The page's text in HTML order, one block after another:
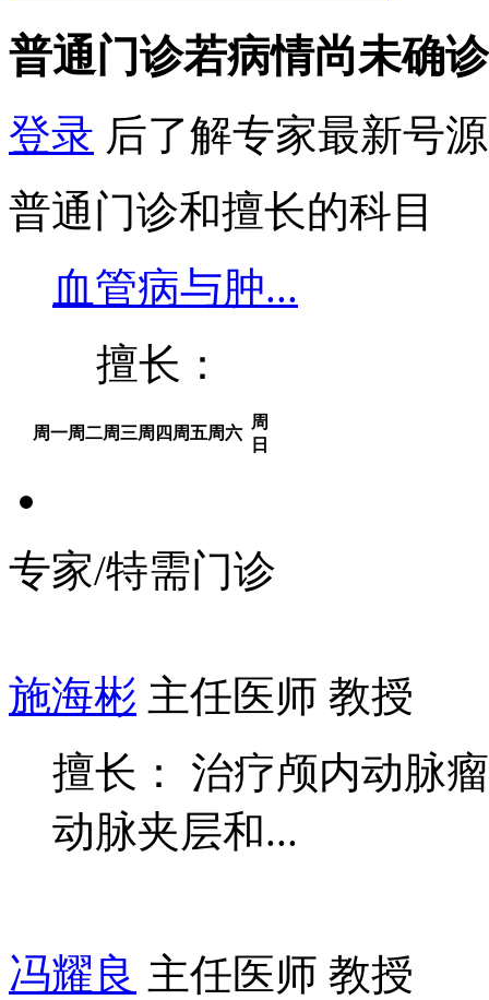
普通门诊若病情尚未确
登录 后了解专家最新号
普通门诊和擅长的科目
血管病与肿...
擅长：
周一周二周三周四 周五周六
周
日
专家/特需门诊
施海彬 主任医师 教授
擅长： 治疗颅内动脉
动脉夹层和...
冯耀良 主任医师 教授